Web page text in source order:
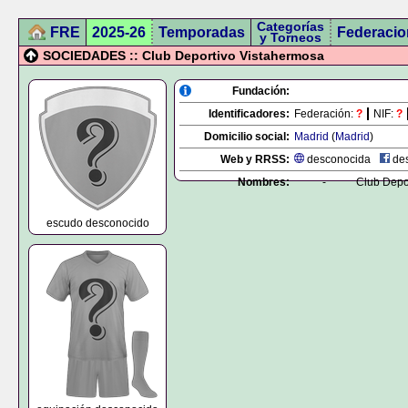
FRE 2025-26 Temporadas Categorías
y Torneos
SOCIEDADES :: Club Deportivo Vistahermosa
escudo desconocido
Fundación:
Identificadores: Federación: ? NIF: ?
Domicilio social: Madrid (Madrid)
Web y RRSS:
desconocida
Nombres:
- Club